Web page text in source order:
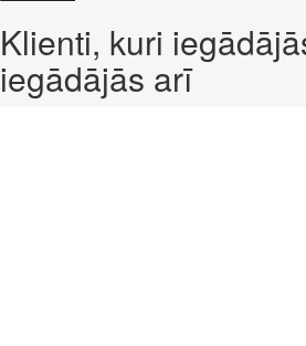
Klienti, kuri
iegādājās arī